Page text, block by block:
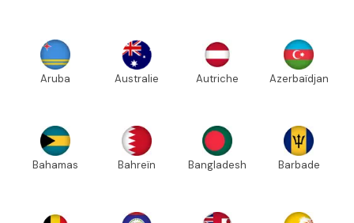
Aruba Australie Autriche Azerbaïdjan
Bahamas Bahreïn Bangladesh Barbade